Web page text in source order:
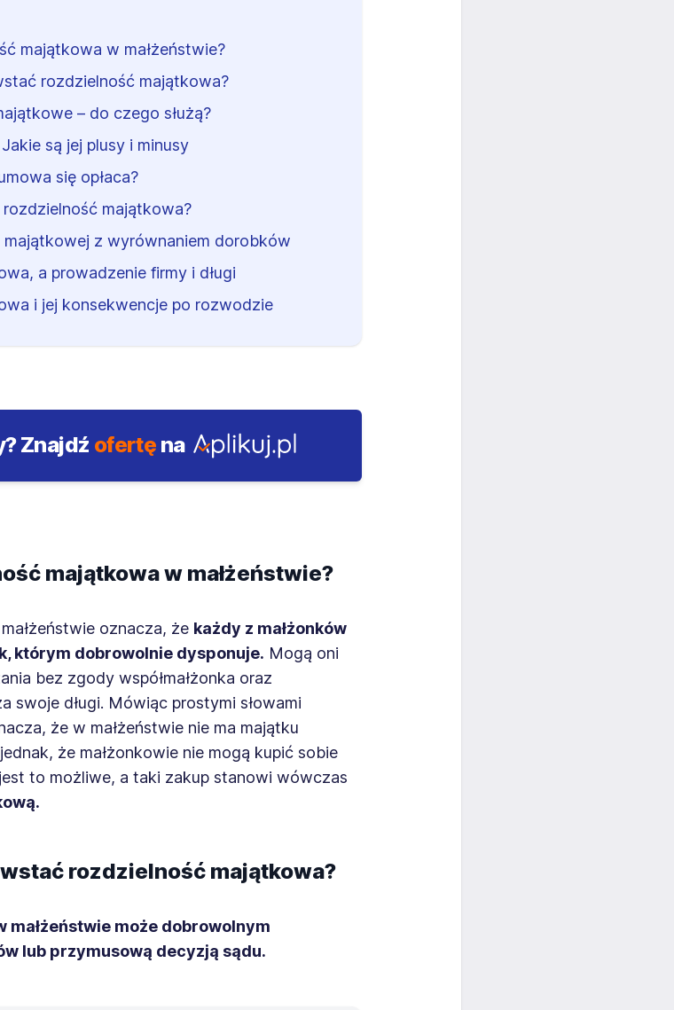
majątkowa w małżeństwie?
rozdzielność majątkowa?
– do czego służą?
są jej plusy i minusy
się opłaca?
majątkowa?
majątkowej z wyrównaniem dorobków
a prowadzenie firmy i długi
i jej konsekwencje po rozwodzie
Znajdź ofertę na
majątkowa w małżeństwie?
oznacza, że każdy z małżonków
którym dobrowolnie dysponuje. Mogą oni
bez zgody współmałżonka oraz
swoje długi. Mówiąc prostymi słowami
że w małżeństwie nie ma majątku
że małżonkowie nie mogą kupić sobie
to możliwe, a taki zakup stanowi wówczas
rozdzielność majątkowa?
małżeństwie może dobrowolnym
lub przymusową decyzją sądu.